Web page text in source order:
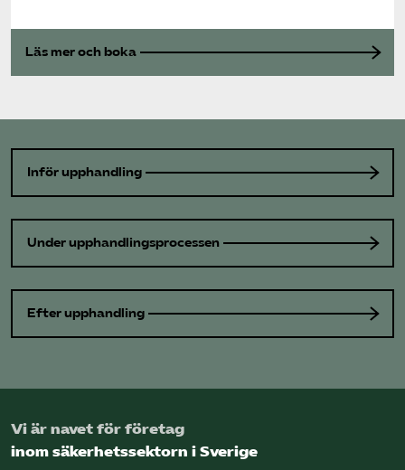
Läs mer och boka
Inför upphandling
Under upphandlingsprocessen
Efter upphandling
Vi är navet för företag
inom säkerhetssektorn i Sverige